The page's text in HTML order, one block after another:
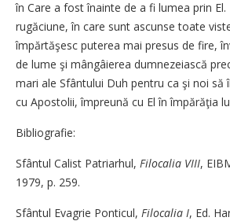
în Care a fost înainte de a fi lumea prin El.
rugăciune, în care sunt ascunse toate
împărtăşesc puterea mai presus de fire,
de lume şi mângâierea dumnezeiască
mari ale Sfântului Duh pentru ca şi noi
cu Apostolii, împreună cu El în împărăţia
Bibliografie:
Sfântul Calist Patriarhul, Filocalia VIII,
1979, p. 259.
Sfântul Evagrie Ponticul, Filocalia I, Ed.